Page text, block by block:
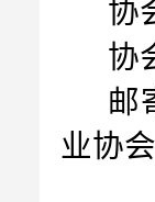
协
协
邮
业协会